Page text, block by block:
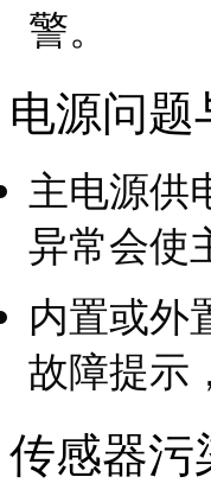
警。
电源问题
主电源供
异常会使
内置或外
故障提示
传感器污